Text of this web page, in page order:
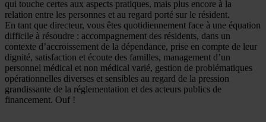
qui touche certes aux aspects pratiques, mais plus encore à la
relation entre les personnes et au regard porté sur le résident.
En tant que directeur, vous êtes quotidiennement face à une équation
difficile à résoudre : accompagnement des résidents, dans un
contexte d’accroissement de la dépendance, prise en compte de leur
dignité, satisfaction et écoute des familles, management d’un
personnel médical et non médical varié, gestion de problématiques
opérationnelles diverses et sensibles au regard de la pression
grandissante de la réglementation et des acteurs publics de
financement. Ouf !